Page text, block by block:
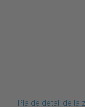
Pla de detall de la